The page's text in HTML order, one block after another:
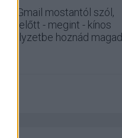
A Gmail mostantól szól,
mielőtt - megint - kínos
helyzetbe hoznád magad